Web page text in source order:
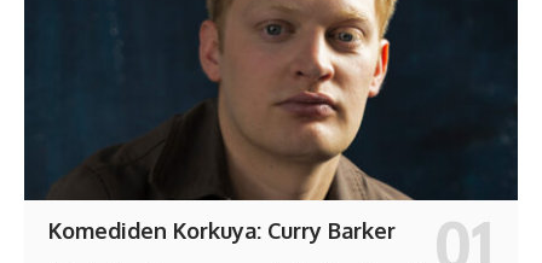
Komediden Korkuya: Curry Barker